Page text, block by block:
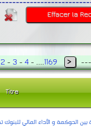
2- 3- 4- .... 1169 > ---
Titre
الحوكمة و الأداء المالي للبنوك تحليل